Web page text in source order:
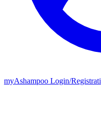
myAshampoo Login/Registrati